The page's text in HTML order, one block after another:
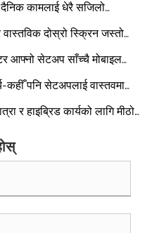
कामलाई धेरै सजिलो
दोस्रो स्क्रिन जस्तो
आफ्नो सेटअप साँच्चै मोबाइल
कहीँ पनि सेटअपलाई वास्तवमा
र हाइब्रिड कार्यको लागि मीठो